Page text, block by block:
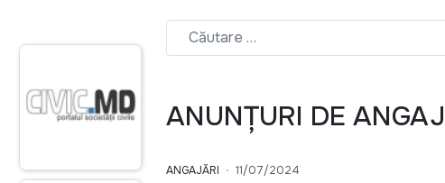
ANUNȚURI DE
ANGAJĂRI 11/07/2024